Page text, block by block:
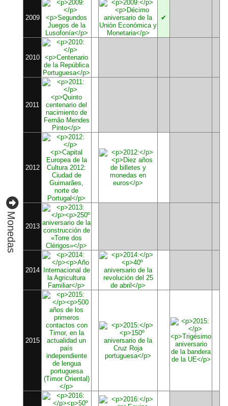
Monedas
2009 ✔
2010
2011
2012
2013
2014
2015